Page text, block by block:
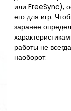
или FreeSync),
его для игр.
заранее
работы не
наоборот.